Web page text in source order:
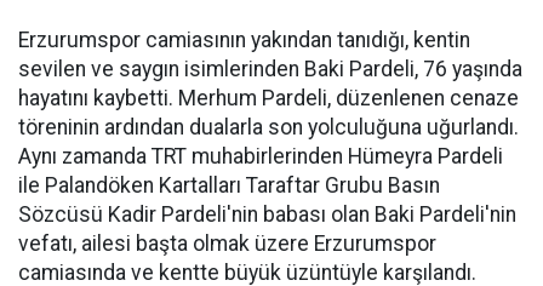
Erzurumspor camiasının yakından tanıdığı, kentin
sevilen ve saygın isimlerinden Baki Pardeli, 76 yaşında
hayatını kaybetti. Merhum Pardeli, düzenlenen cenaze
töreninin ardından dualarla son yolculuğuna uğurlandı.
Aynı zamanda TRT muhabirlerinden Hümeyra Pardeli
ile Palandöken Kartalları Taraftar Grubu Basın
Sözcüsü Kadir Pardeli'nin babası olan Baki Pardeli'nin
vefatı, ailesi başta olmak üzere Erzurumspor
camiasında ve kentte büyük üzüntüyle karşılandı.